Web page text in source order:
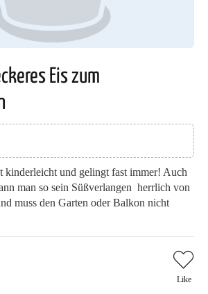
Eis zum
kinderleicht und gelingt fast immer! Auch
man so sein Süßverlangen herrlich von
muss den Garten oder Balkon nicht
Like